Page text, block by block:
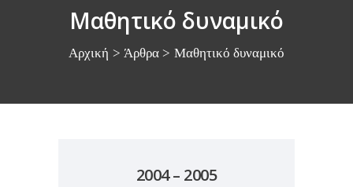
Μαθητικό δυναμικό
Αρχική Άρθρα Μαθητικό δυναμικό
ΠΡΟΓΡΑΜΜΑΤΑ
ΜΕΤΑΚΙΝΗΣΕΙΣ
2004 – 2005